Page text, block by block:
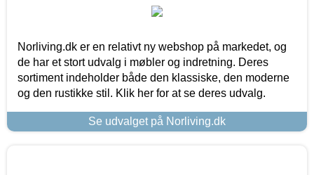
Norliving.dk er en relativt ny webshop på markedet, og
de har et stort udvalg i møbler og indretning. Deres
sortiment indeholder både den klassiske, den moderne
og den rustikke stil. Klik her for at se deres udvalg.
Se udvalget på Norliving.dk